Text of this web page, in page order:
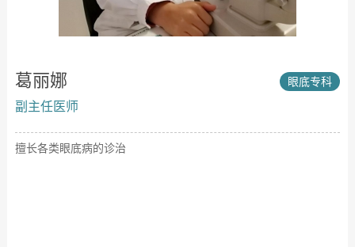
眼底专科
葛丽娜
副主任医师
擅长各类眼底病的诊治